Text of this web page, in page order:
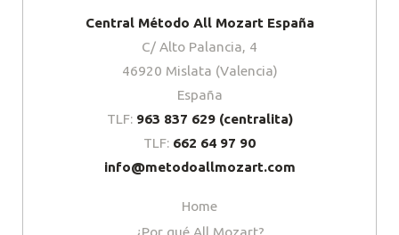
Central Método All Mozart España
C/ Alto Palancia, 4
46920 Mislata (Valencia)
España
TLF: 963 837 629 (centralita)
TLF: 662 64 97 90
info@metodoallmozart.com
Home
¿Por qué All Mozart?